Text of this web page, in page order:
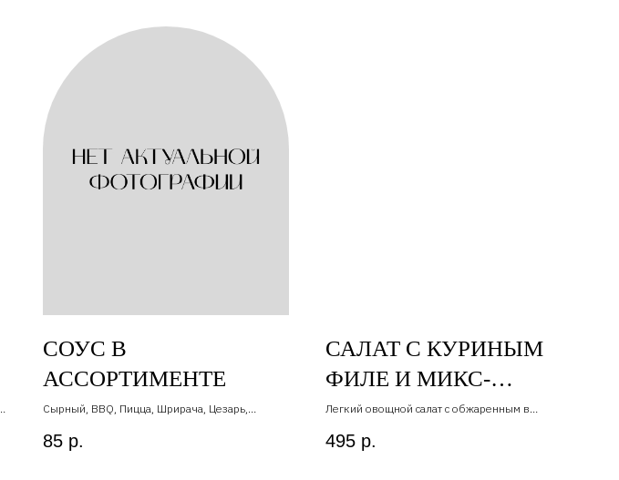
СОУС В
АССОРТИМЕНТЕ
Сырный, BBQ, Пицца, Шрирача, Цезарь,
85 р.
САЛАТ С КУРИНЫМ
ФИЛЕ И МИКС-
САЛАТОМ "ЭСТИВО"
Легкий овощной салат с обжаренным в
овощами , микс салатом , подаем с пикантным
495 р.